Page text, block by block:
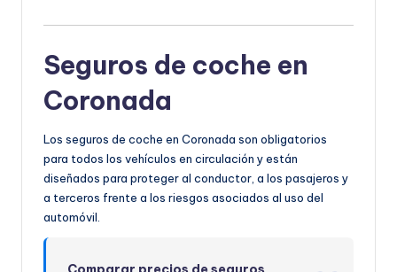
Seguros de coche en
Coronada
Los seguros de coche en Coronada son obligatorios
para todos los vehículos en circulación y están
diseñados para proteger al conductor, a los pasajeros y
a terceros frente a los riesgos asociados al uso del
automóvil.